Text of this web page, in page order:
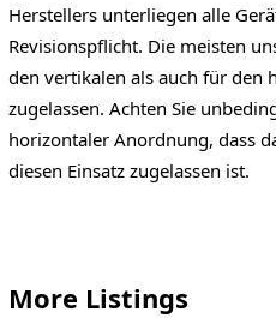
Herstellers unterliegen alle
Revisionspflicht. Die meisten
den vertikalen als auch für den
zugelassen. Achten Sie
horizontaler Anordnung, dass
diesen Einsatz zugelassen ist.
More Listings